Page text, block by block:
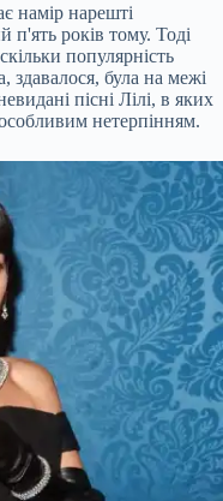
намір нарешті
років тому. Тоді
популярність
була на межі
пісні Лілі, в яких
нетерпінням.